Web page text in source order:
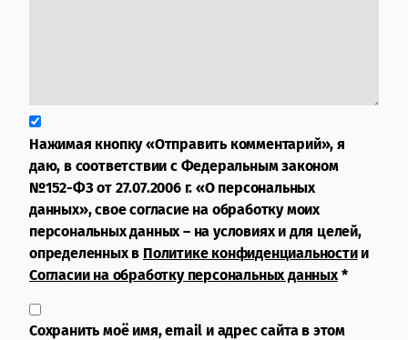
Нажимая кнопку «Отправить комментарий», я
даю, в соответствии с Федеральным законом
№152-ФЗ от 27.07.2006 г. «О персональных
данных», свое согласие на обработку моих
персональных данных – на условиях и для целей,
определенных в Политике конфиденциальностии
Согласии на обработку персональных данных*
Сохранить моё имя, email и адрес сайта в этом